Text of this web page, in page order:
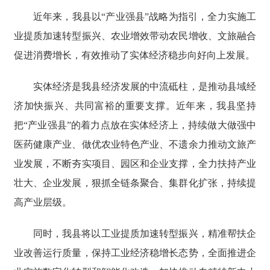
近年来，我县以“产业强县”战略为指引，全力实施工
业提质加速转型振兴、农业增效带动农民增收、文旅融合
促进消费增长，有效推动了实体经济稳步向好向上发展。
实体经济是我县经济发展的中流砥柱，是推动县域经
济加快振兴、共同富裕的重要支撑。近年来，我县坚持
把“产业强县”的着力点放在实体经济上，持续做大做强中
医药健康产业、做优农业特色产业、不遗余力推动文旅产
业发展，不断夯实项目、园区和企业支撑，全力扶持产业
壮大、企业发展，狠抓全链条聚合、集群化扩张，持续提
高产业层级。
同时，我县将以工业提质加速转型振兴，精准帮扶企
业改善运行质量，保持工业经济稳增长态势，全面推进企